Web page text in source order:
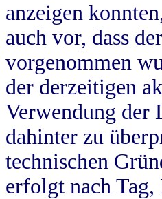
anzeigen
auch vor, dass
vorgenommen
der derzeitigen
Verwendung der
dahinter zu
technischen
erfolgt nach Tag,